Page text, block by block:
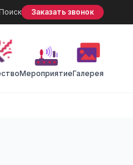
Поиск Заказать звонок
МероприятиеГалерея